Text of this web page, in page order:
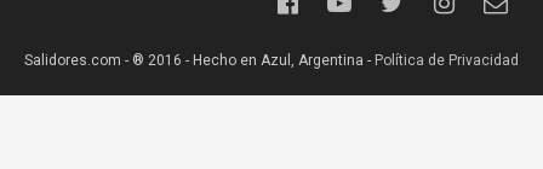
Salidores.com - ® 2016 - Hecho en Azul, Argentina - Política de Privacidad